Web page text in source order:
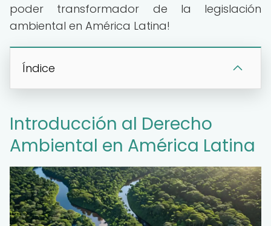
poder transformador de la legislación
ambiental en América Latina!
Índice
Introducción al Derecho
Ambiental en América Latina